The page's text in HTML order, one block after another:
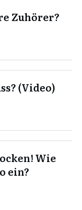
Zuhörer?
(Video)
Wie
ein?